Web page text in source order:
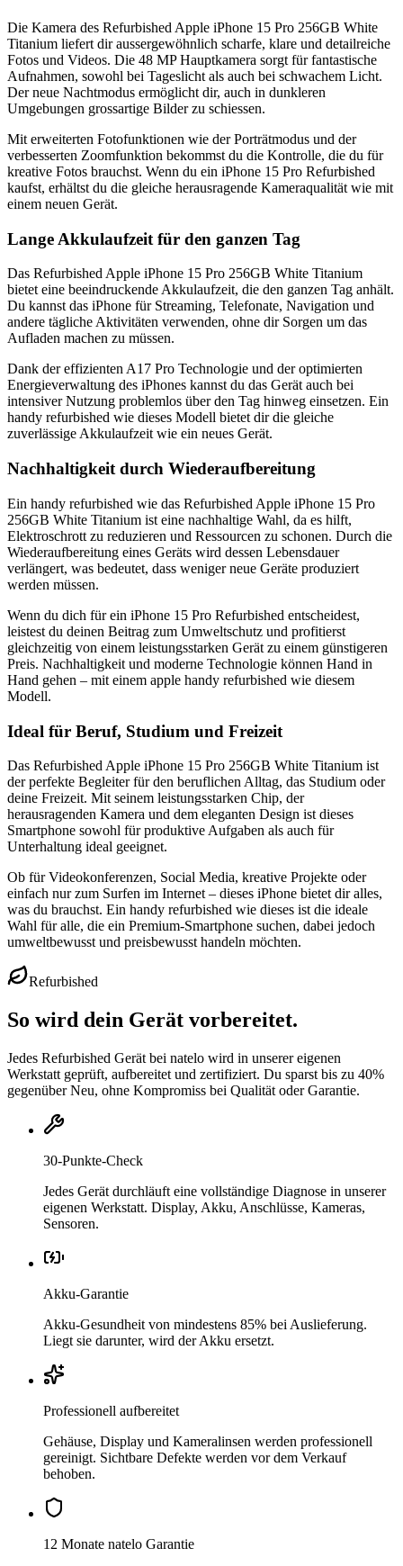
Die Kamera des Refurbished Apple iPhone 15 Pro 256GB White
Titanium liefert dir aussergewöhnlich scharfe, klare und detailreiche
Fotos und Videos. Die 48 MP Hauptkamera sorgt für fantastische
Aufnahmen, sowohl bei Tageslicht als auch bei schwachem Licht.
Der neue Nachtmodus ermöglicht dir, auch in dunkleren
Umgebungen grossartige Bilder zu schiessen.
Mit erweiterten Fotofunktionen wie der Porträtmodus und der
verbesserten Zoomfunktion bekommst du die Kontrolle, die du für
kreative Fotos brauchst. Wenn du ein iPhone 15 Pro Refurbished
kaufst, erhältst du die gleiche herausragende Kameraqualität wie mit
einem neuen Gerät.
Lange Akkulaufzeit für den ganzen Tag
Das Refurbished Apple iPhone 15 Pro 256GB White Titanium
bietet eine beeindruckende Akkulaufzeit, die den ganzen Tag anhält.
Du kannst das iPhone für Streaming, Telefonate, Navigation und
andere tägliche Aktivitäten verwenden, ohne dir Sorgen um das
Aufladen machen zu müssen.
Dank der effizienten A17 Pro Technologie und der optimierten
Energieverwaltung des iPhones kannst du das Gerät auch bei
intensiver Nutzung problemlos über den Tag hinweg einsetzen. Ein
handy refurbished wie dieses Modell bietet dir die gleiche
zuverlässige Akkulaufzeit wie ein neues Gerät.
Nachhaltigkeit durch Wiederaufbereitung
Ein handy refurbished wie das Refurbished Apple iPhone 15 Pro
256GB White Titanium ist eine nachhaltige Wahl, da es hilft,
Elektroschrott zu reduzieren und Ressourcen zu schonen. Durch die
Wiederaufbereitung eines Geräts wird dessen Lebensdauer
verlängert, was bedeutet, dass weniger neue Geräte produziert
werden müssen.
Wenn du dich für ein iPhone 15 Pro Refurbished entscheidest,
leistest du deinen Beitrag zum Umweltschutz und profitierst
gleichzeitig von einem leistungsstarken Gerät zu einem günstigeren
Preis. Nachhaltigkeit und moderne Technologie können Hand in
Hand gehen – mit einem apple handy refurbished wie diesem
Modell.
Ideal für Beruf, Studium und Freizeit
Das Refurbished Apple iPhone 15 Pro 256GB White Titanium ist
der perfekte Begleiter für den beruflichen Alltag, das Studium oder
deine Freizeit. Mit seinem leistungsstarken Chip, der
herausragenden Kamera und dem eleganten Design ist dieses
Smartphone sowohl für produktive Aufgaben als auch für
Unterhaltung ideal geeignet.
Ob für Videokonferenzen, Social Media, kreative Projekte oder
einfach nur zum Surfen im Internet – dieses iPhone bietet dir alles,
was du brauchst. Ein handy refurbished wie dieses ist die ideale
Wahl für alle, die ein Premium-Smartphone suchen, dabei jedoch
umweltbewusst und preisbewusst handeln möchten.
Refurbished
So wird dein Gerät vorbereitet.
Jedes Refurbished Gerät bei natelo wird in unserer eigenen
Werkstatt geprüft, aufbereitet und zertifiziert. Du sparst bis zu 40%
gegenüber Neu, ohne Kompromiss bei Qualität oder Garantie.
30-Punkte-Check
Jedes Gerät durchläuft eine vollständige Diagnose in unserer
eigenen Werkstatt. Display, Akku, Anschlüsse, Kameras,
Sensoren.
Akku-Garantie
Akku-Gesundheit von mindestens 85% bei Auslieferung.
Liegt sie darunter, wird der Akku ersetzt.
Professionell aufbereitet
Gehäuse, Display und Kameralinsen werden professionell
gereinigt. Sichtbare Defekte werden vor dem Verkauf
behoben.
12 Monate natelo Garantie